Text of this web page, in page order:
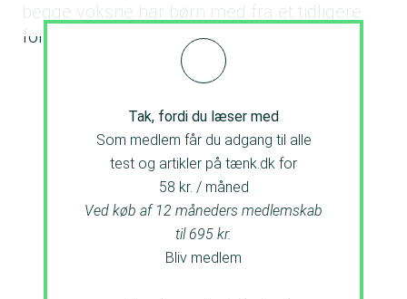
begge voksne har børn med fra et tidligere
forhold.
Tak, fordi du læser med
Som medlem får du adgang til alle
test og artikler på tænk.dk for
58 kr. / måned
Ved køb af 12 måneders medlemskab
til 695 kr.
Bliv medlem